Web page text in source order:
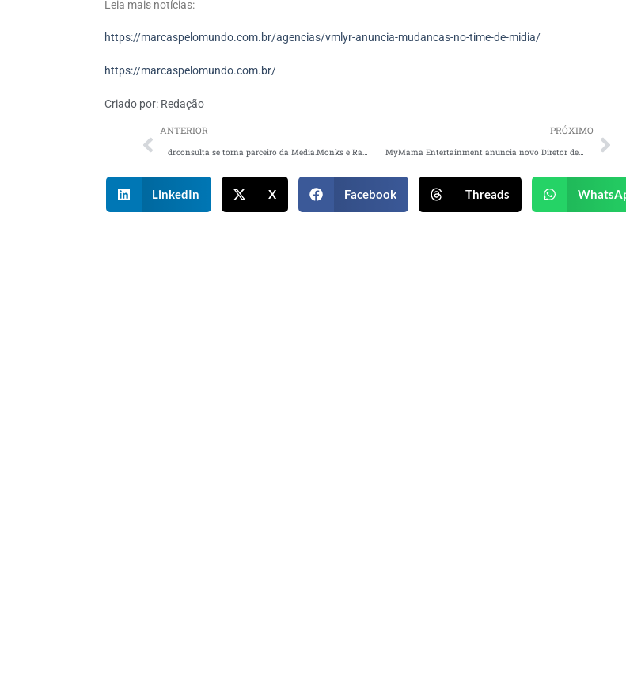
Leia mais notícias:
https://marcaspelomundo.com.br/agencias/vmlyr-anuncia-mudancas-no-time-de-midia/
https://marcaspelomundo.com.br/
Criado por: Redação
ANTERIOR
dr.consulta se torna parceiro da Media.Monks e Raccoon.Monks
PRÓXIMO
MyMama Entertainment anuncia novo Diretor de Pós Produção
LinkedIn X Facebook Threads